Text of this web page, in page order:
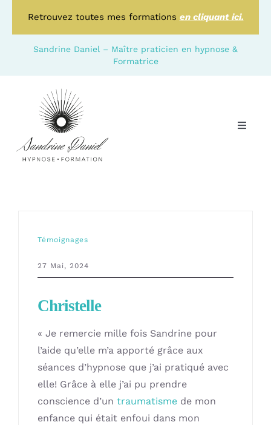
Retrouvez toutes mes formations en cliquant ici.
Sandrine Daniel – Maître praticien en hypnose &
Formatrice
Toggle
Qui suis je ?
Boutique
Dates et tarifs
Témoignages
27 Mai, 2024
Christelle
« Je remercie mille fois Sandrine pour
l’aide qu’elle m’a apporté grâce aux
séances d’hypnose que j’ai pratiqué avec
elle! Grâce à elle j’ai pu prendre
conscience d’untraumatisme de mon
enfance qui était enfoui dans mon